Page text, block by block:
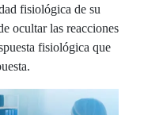
fisiológica de su
ocultar las reacciones
fisiológica que